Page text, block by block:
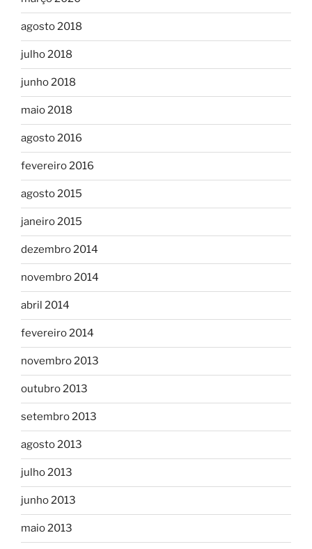
agosto 2018
julho 2018
junho 2018
maio 2018
agosto 2016
fevereiro 2016
agosto 2015
janeiro 2015
dezembro 2014
novembro 2014
abril 2014
fevereiro 2014
novembro 2013
outubro 2013
setembro 2013
agosto 2013
julho 2013
junho 2013
maio 2013